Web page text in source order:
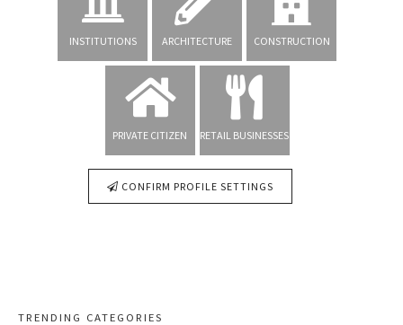
INSTITUTIONS ARCHITECTURE CONSTRUCTION
PRIVATE CITIZEN RETAIL BUSINESSES
CONFIRM PROFILE SETTINGS
TRENDING CATEGORIES